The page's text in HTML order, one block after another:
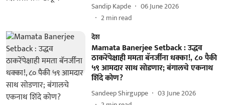
Sandip Kapde
06 June 2026
2min read
देश
Mamata Banerjee Setback : उद्धव
ठाकरेंपेक्षाही ममता बॅनर्जींना धक्का!, ८० पैकी
५९ आमदार साथ सोडणार; बंगालचे एकनाथ
शिंदे कोण?
Sandeep Shirguppe
03 June 2026